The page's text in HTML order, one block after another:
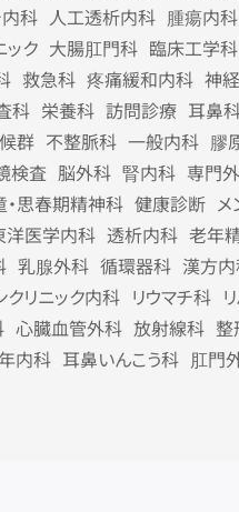
内科 人工透析内科 腫瘍内科
ック 大腸肛門科 臨床工学科
救急科 疼痛緩和内科 神
科 栄養科 訪問診療 耳鼻
群 不整脈科 一般内科 膠
検査 脳外科 腎内科 専門
・思春期精神科 健康診断 メ
洋医学内科 透析内科 老年
乳腺外科 循環器科 漢方
クリニック内科 リウマチ科
心臓血管外科 放射線科 整
内科 耳鼻いんこう科 肛門